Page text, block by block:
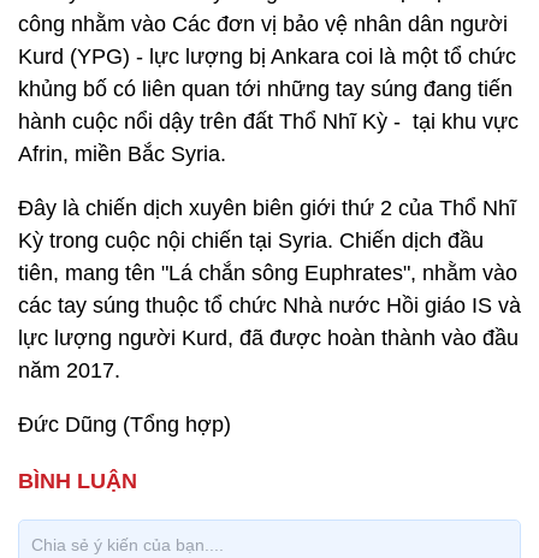
công nhằm vào Các đơn vị bảo vệ nhân dân người
Kurd (YPG) - lực lượng bị Ankara coi là một tổ chức
khủng bố có liên quan tới những tay súng đang tiến
hành cuộc nổi dậy trên đất Thổ Nhĩ Kỳ - tại khu vực
Afrin, miền Bắc Syria.
Đây là chiến dịch xuyên biên giới thứ 2 của Thổ Nhĩ
Kỳ trong cuộc nội chiến tại Syria. Chiến dịch đầu
tiên, mang tên "Lá chắn sông Euphrates", nhằm vào
các tay súng thuộc tổ chức Nhà nước Hồi giáo IS và
lực lượng người Kurd, đã được hoàn thành vào đầu
năm 2017.
Đức Dũng (Tổng hợp)